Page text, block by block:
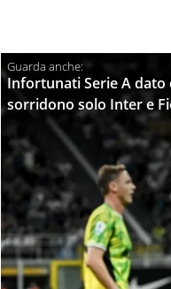
Infortunati Serie A dato
sorridono solo Inter e